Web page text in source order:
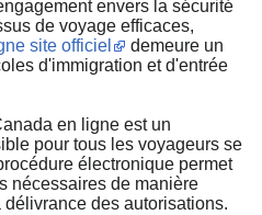
envers la sécurité
de voyage efficaces,
site officiel
demeure un
d'immigration et d'entrée
en ligne est un
pour tous les voyageurs se
électronique permet
nécessaires de manière
des autorisations.